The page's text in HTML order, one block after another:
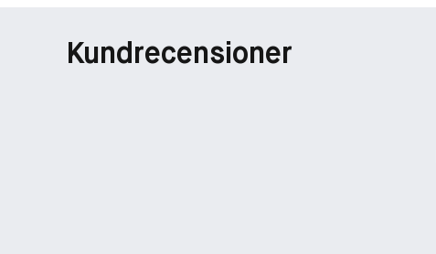
Kundrecensioner